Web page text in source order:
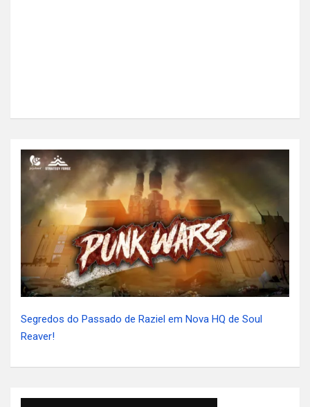
Segredos do Passado de Raziel em Nova HQ de Soul
Reaver!